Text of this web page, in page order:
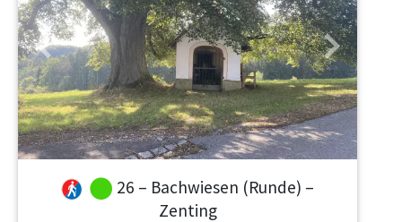
Previous Next
26 – Bachwiesen (Runde) –
Zenting